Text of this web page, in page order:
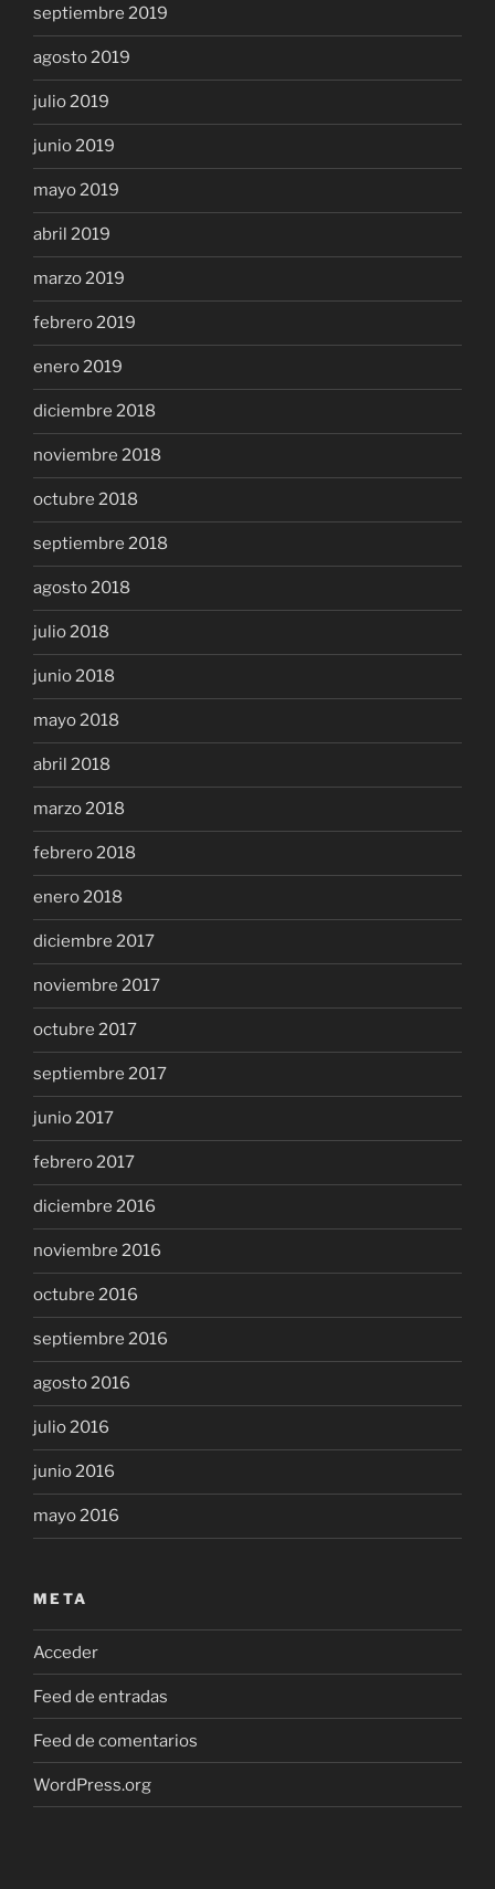
septiembre 2019
agosto 2019
julio 2019
junio 2019
mayo 2019
abril 2019
marzo 2019
febrero 2019
enero 2019
diciembre 2018
noviembre 2018
octubre 2018
septiembre 2018
agosto 2018
julio 2018
junio 2018
mayo 2018
abril 2018
marzo 2018
febrero 2018
enero 2018
diciembre 2017
noviembre 2017
octubre 2017
septiembre 2017
junio 2017
febrero 2017
diciembre 2016
noviembre 2016
octubre 2016
septiembre 2016
agosto 2016
julio 2016
junio 2016
mayo 2016
META
Acceder
Feed de entradas
Feed de comentarios
WordPress.org